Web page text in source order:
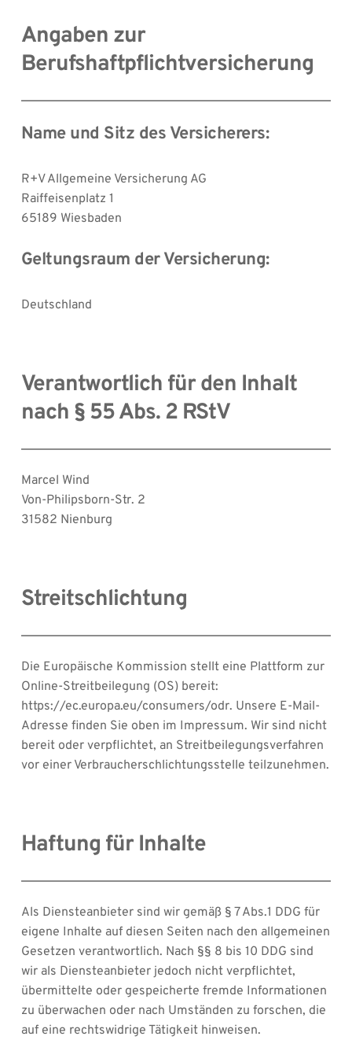
Angaben zur
Berufshaftpflichtversicherung
Name und Sitz des Versicherers:
R+V Allgemeine Versicherung AG
Raiffeisenplatz 1
65189 Wiesbaden
Geltungsraum der Versicherung:
Deutschland
Verantwortlich für den Inhalt
nach § 55 Abs. 2 RStV
Marcel Wind
Von-Philipsborn-Str. 2
31582 Nienburg
Streitschlichtung
Die Europäische Kommission stellt eine Plattform zur
Online-Streitbeilegung (OS) bereit:
https://ec.europa.eu/consumers/odr. Unsere E-Mail-
Adresse finden Sie oben im Impressum. Wir sind nicht
bereit oder verpflichtet, an Streitbeilegungsverfahren
vor einer Verbraucherschlichtungsstelle teilzunehmen.
Haftung für Inhalte
Als Diensteanbieter sind wir gemäß § 7 Abs.1 DDG für
eigene Inhalte auf diesen Seiten nach den allgemeinen
Gesetzen verantwortlich. Nach §§ 8 bis 10 DDG sind
wir als Diensteanbieter jedoch nicht verpflichtet,
übermittelte oder gespeicherte fremde Informationen
zu überwachen oder nach Umständen zu forschen, die
auf eine rechtswidrige Tätigkeit hinweisen.